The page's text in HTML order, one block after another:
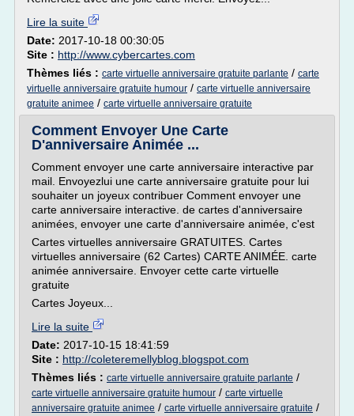
Lire la suite
Date: 2017-10-18 00:30:05
Site : http://www.cybercartes.com
Thèmes liés : carte virtuelle anniversaire gratuite parlante / carte
virtuelle anniversaire gratuite humour / carte virtuelle anniversaire
gratuite animee / carte virtuelle anniversaire gratuite
Comment Envoyer Une Carte
D'anniversaire Animée ...
Comment envoyer une carte anniversaire interactive par
mail. Envoyezlui une carte anniversaire gratuite pour lui
souhaiter un joyeux contribuer Comment envoyer une
carte anniversaire interactive. de cartes d'anniversaire
animées, envoyer une carte d'anniversaire animée, c'est
Cartes virtuelles anniversaire GRATUITES. Cartes
virtuelles anniversaire (62 Cartes) CARTE ANIMÉE. carte
animée anniversaire. Envoyer cette carte virtuelle
gratuite
Cartes Joyeux...
Lire la suite
Date: 2017-10-15 18:41:59
Site : http://coleteremellyblog.blogspot.com
Thèmes liés : carte virtuelle anniversaire gratuite parlante /
carte virtuelle anniversaire gratuite humour / carte virtuelle
anniversaire gratuite animee / carte virtuelle anniversaire gratuite /